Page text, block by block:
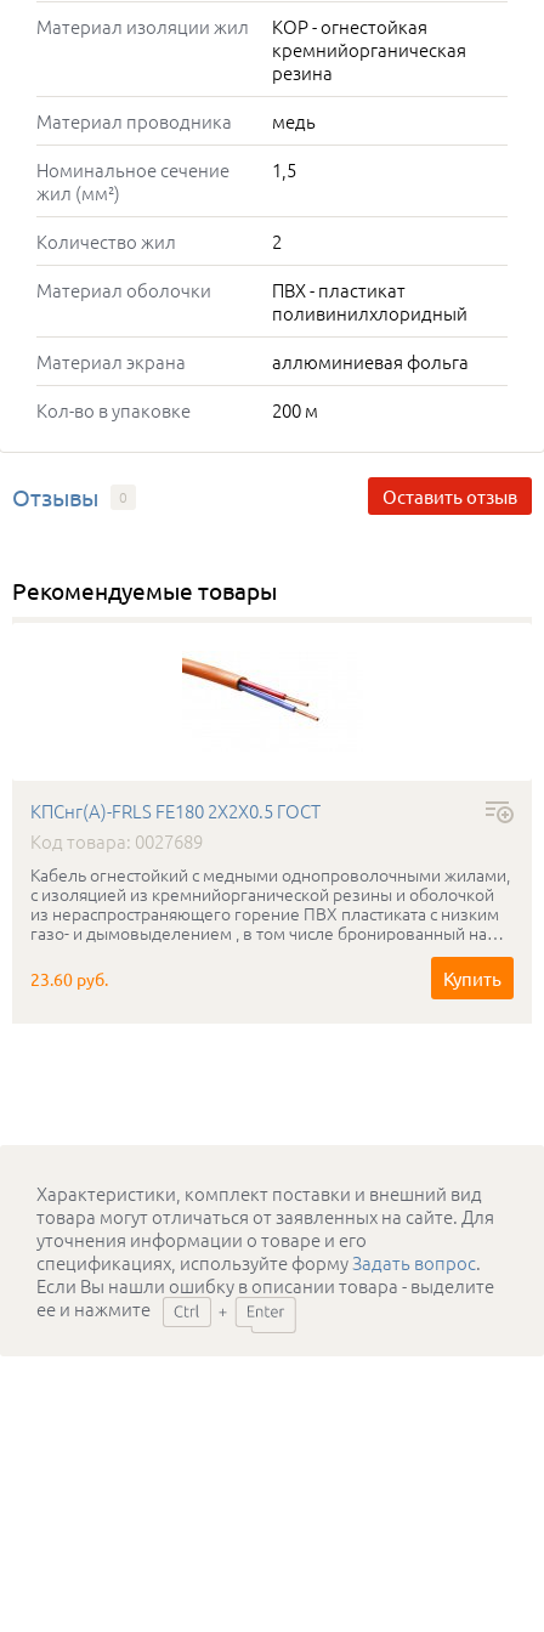
Материал изоляции жил
КОР - огнестойкая
кремнийорганическая
резина
Материал проводника
медь
Номинальное сечение
жил (мм²)
1,5
Количество жил
2
Материал оболочки
ПВХ - пластикат
поливинилхлоридный
Материал экрана
аллюминиевая фольга
Кол-во в упаковке
200 м
Отзывы 0 Оставить отзыв
Рекомендуемые товары
КПСнг(А)-FRLS FE180 2Х2Х0.5 ГОСТ
Код товара: 0027689
Кабель огнестойкий с медными однопроволочными жилами,
с изоляцией из кремнийорганической резины и оболочкой
из нераспространяющего горение ПВХ пластиката с низким
газо- и дымовыделением , в том числе бронированный на
работоспособность в условиях открытого пламени в течении
180мин.
23.60 руб. Купить
Характеристики, комплект поставки и внешний вид
товара могут отличаться от заявленных на сайте. Для
уточнения информации о товаре и его
спецификациях, используйте формуЗадать вопрос.
Если Вы нашли ошибку в описании товара - выделите
ее и нажмите